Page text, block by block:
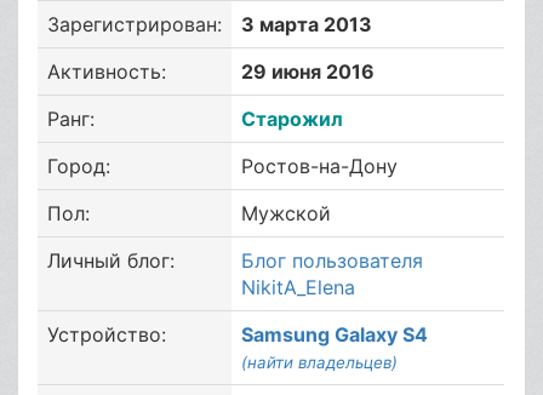
Зарегистрирован:
3 марта 2013
Активность:
29 июня 2016
Ранг:
Старожил
Город:
Ростов-на-Дону
Пол:
Мужской
Личный блог:
Блог пользователя
NikitA_Elena
Устройство:
Samsung Galaxy S4
(найти владельцев)